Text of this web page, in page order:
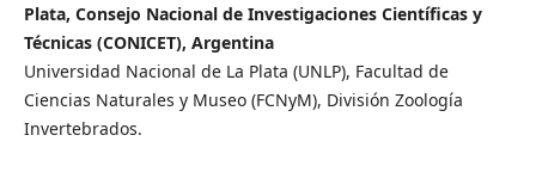
Plata, Consejo Nacional de Investigaciones Científicas y
Técnicas (CONICET), Argentina
Universidad Nacional de La Plata (UNLP), Facultad de
Ciencias Naturales y Museo (FCNyM), División Zoología
Invertebrados.